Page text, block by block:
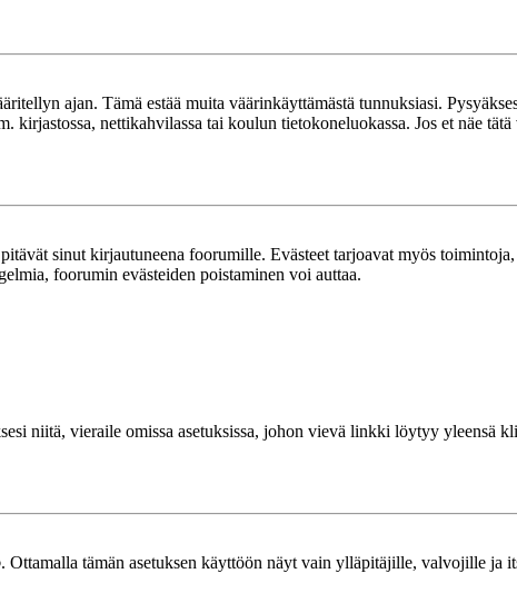
ajan. Tämä estää muita väärinkäyttämästä tunnuksiasi.
nettikahvilassa tai koulun tietokoneluokassa. Jos et näe
sinut kirjautuneena foorumille. Evästeet tarjoavat myös
foorumin evästeiden poistaminen voi auttaa.
niitä, vieraile omissa asetuksissa, johon vievä linkki löytyy yleensä
. Ottamalla tämän asetuksen käyttöön näyt vain ylläpitäjille, valvojille ja